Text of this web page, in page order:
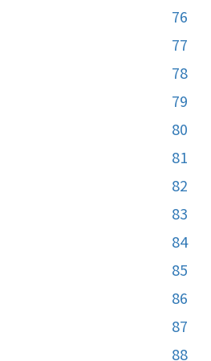
76
77
78
79
80
81
82
83
84
85
86
87
88